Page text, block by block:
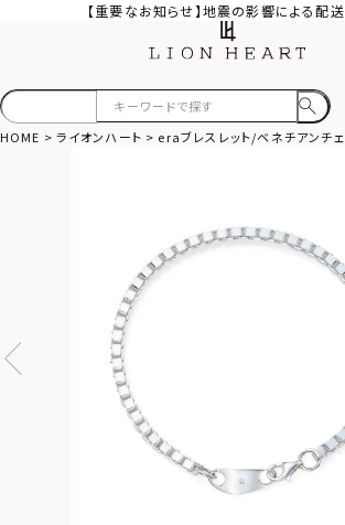
【重要なお知らせ】地震の影響による配
HOME ライオンハート eraブレスレット/ベネチアンチ